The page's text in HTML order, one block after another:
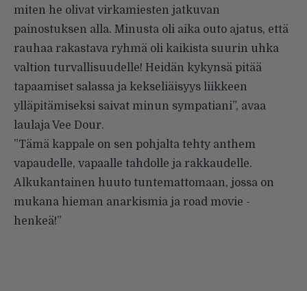
miten he olivat virkamiesten jatkuvan
painostuksen alla. Minusta oli aika outo ajatus, että
rauhaa rakastava ryhmä oli kaikista suurin uhka
valtion turvallisuudelle! Heidän kykynsä pitää
tapaamiset salassa ja kekseliäisyys liikkeen
ylläpitämiseksi saivat minun sympatiani”, avaa
laulaja Vee Dour.
”Tämä kappale on sen pohjalta tehty anthem
vapaudelle, vapaalle tahdolle ja rakkaudelle.
Alkukantainen huuto tuntemattomaan, jossa on
mukana hieman anarkismia ja road movie -
henkeä!”